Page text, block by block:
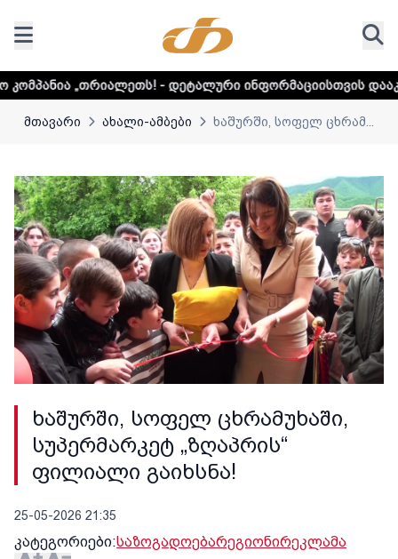
- დეტალური ინფორმაციისთვის დააკლიკეთ ლინკს
მთავარი ახალი-ამბები ხაშურში, სოფელ ცხრამ...
ხაშურში, სოფელ ცხრამუხაში,
სუპერმარკეტ „ზღაპრის“
ფილიალი გაიხსნა!
25-05-2026 21:35
კატეგორიები:საზოგადოებარეგიონირეკლამა